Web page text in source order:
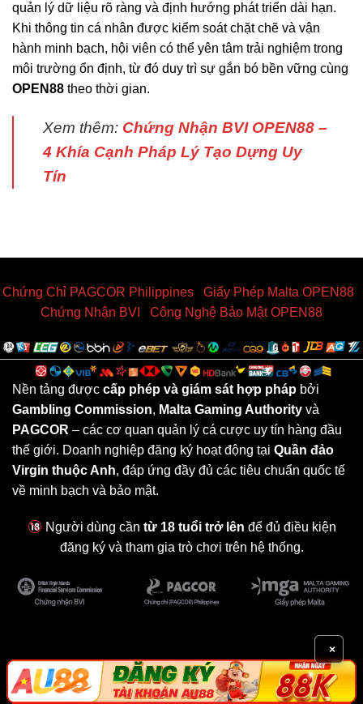
quản lý dữ liệu rõ ràng và định hướng phát triển dài hạn.
Khi thông tin cá nhân được kiểm soát chặt chẽ và vận
hành minh bạch, hội viên có thể yên tâm trải nghiệm trong
môi trường ổn định, từ đó duy trì sự gắn bó bền vững cùng
OPEN88 theo thời gian.
Xem thêm: Chứng Nhận BVI OPEN88 –
4 Khía Cạnh Pháp Lý Tạo Dựng Uy
Tín
Chứng Chỉ PAGCOR Philippines Giấy Phép Malta OPEN88
Chứng Nhận BVI
Công Nghệ Bảo Mật OPEN88
Nền tảng được cấp phép và giám sát hợp pháp bởi
Gambling Commission, Malta Gaming Authority và
PAGCOR – các cơ quan quản lý cá cược uy tín hàng đầu
thế giới. Doanh nghiệp đăng ký hoạt động tại Quần đảo
Virgin thuộc Anh, đáp ứng đầy đủ các tiêu chuẩn quốc tế
về minh bạch và bảo mật.
Người dùng cần từ 18 tuổi trở lên để đủ điều kiện
đăng ký và tham gia trò chơi trên hệ thống.
×